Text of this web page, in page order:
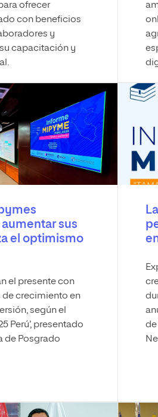
ofrecer
con beneficios
y
capacitación y
sus
el optimismo
el presente con
crecimiento en
según el
Perú’, presentado
de Posgrado
de